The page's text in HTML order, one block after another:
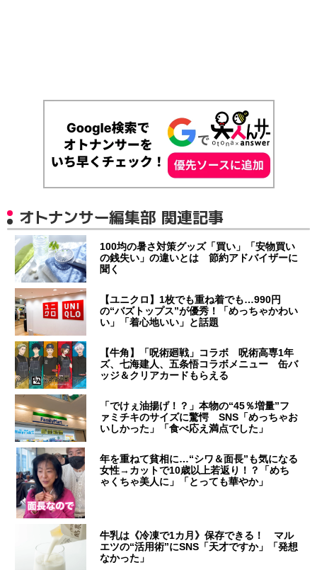
オトナンサー編集部 関連記事
100均の暑さ対策グッズ「買い」「安物買い
の銭失い」の違いとは 節約アドバイザーに
聞く
【ユニクロ】1枚でも重ね着でも…990円
の“バズトップス”が優秀！「めっちゃかわい
い」「着心地いい」と話題
【牛角】「呪術廻戦」コラボ 呪術高専1年
ズ、七海建人、五条悟コラボメニュー 缶バ
ッジ＆クリアカードもらえる
「でけぇ油揚げ！？」本物の“45％増量”フ
ァミチキのサイズに驚愕 SNS「めっちゃお
いしかった」「食べ応え満点でした」
年を重ねて貧相に…“シワ＆面長”も気になる
女性→カットで10歳以上若返り！？「めち
ゃくちゃ美人に」「とっても華やか」
牛乳は《冷凍で1カ月》保存できる！ マル
エツの“活用術”にSNS「天才ですか」「発想
なかった」